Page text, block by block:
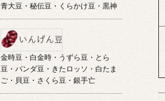
青大豆・秘伝豆・くらかけ豆・黒神
金時豆・白金時・うずら豆・とら
豆・パンダ豆・きたロッソ・白たま
ご・貝豆・さくら豆・銀手亡